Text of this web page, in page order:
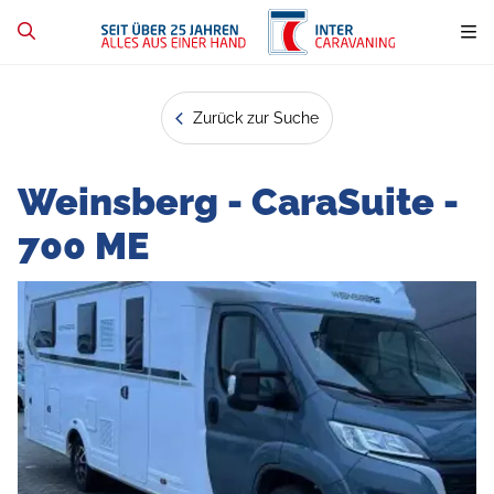
Zurück zur Suche
Weinsberg - CaraSuite -
700 ME